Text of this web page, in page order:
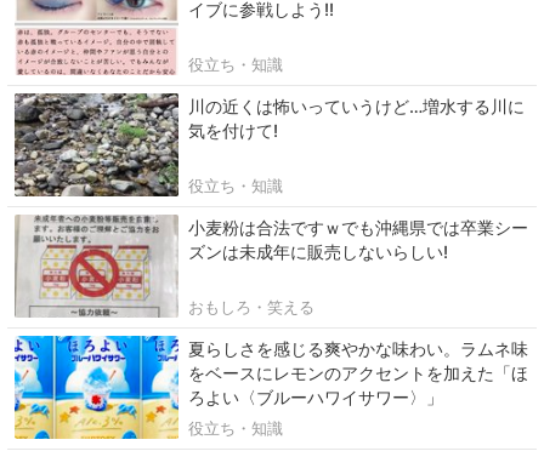
イブに参戦しよう!!
役立ち・知識
川の近くは怖いっていうけど…増水する川に
気を付けて!
役立ち・知識
小麦粉は合法ですｗでも沖縄県では卒業シー
ズンは未成年に販売しないらしい!
おもしろ・笑える
夏らしさを感じる爽やかな味わい。ラムネ味
をベースにレモンのアクセントを加えた「ほ
ろよい〈ブルーハワイサワー〉」
役立ち・知識